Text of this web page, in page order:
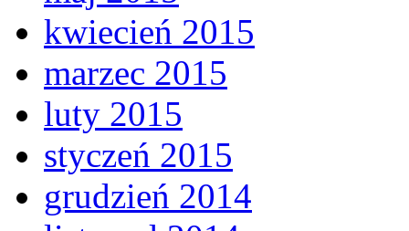
kwiecień 2015
marzec 2015
luty 2015
styczeń 2015
grudzień 2014